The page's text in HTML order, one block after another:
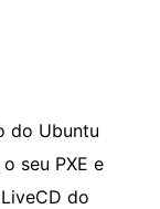
do Ubuntu
seu PXE e
do